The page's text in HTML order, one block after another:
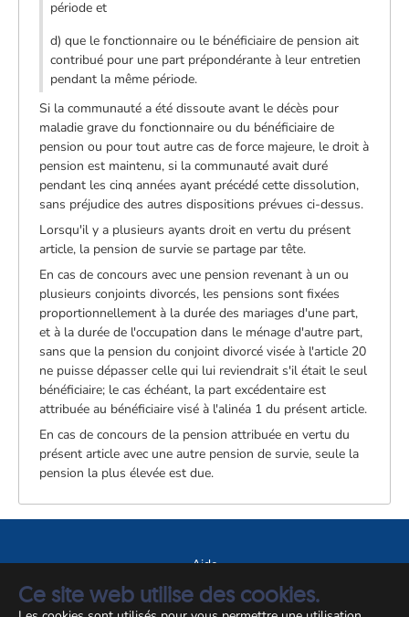
Ce site web utilise des cookies.
période et
d) que le fonctionnaire ou le bénéficiaire de pension ait
contribué pour une part prépondérante à leur entretien
pendant la même période.
Si la communauté a été dissoute avant le décès pour
maladie grave du fonctionnaire ou du bénéficiaire de
pension ou pour tout autre cas de force majeure, le droit à
pension est maintenu, si la communauté avait duré
pendant les cinq années ayant précédé cette dissolution,
sans préjudice des autres dispositions prévues ci-dessus.
Lorsqu'il y a plusieurs ayants droit en vertu du présent
article, la pension de survie se partage par tête.
En cas de concours avec une pension revenant à un ou
plusieurs conjoints divorcés, les pensions sont fixées
proportionnellement à la durée des mariages d'une part,
et à la durée de l'occupation dans le ménage d'autre part,
sans que la pension du conjoint divorcé visée à l'article 20
ne puisse dépasser celle qui lui reviendrait s'il était le seul
bénéficiaire; le cas échéant, la part excédentaire est
attribuée au bénéficiaire visé à l'alinéa 1 du présent article.
En cas de concours de la pension attribuée en vertu du
présent article avec une autre pension de survie, seule la
pension la plus élevée est due.
Aide
A propos du site